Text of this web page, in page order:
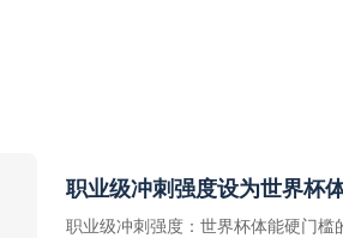
职业级冲刺强度设为世界杯
职业级冲刺强度：世界杯体能硬门